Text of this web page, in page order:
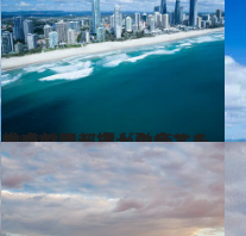
2014.3.7
大自然と都市が融合する魅惑の国 極上の癒しを求めてオーストラリアへ
旅＆お出かけ